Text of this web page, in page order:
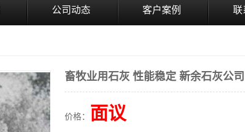
公司动态 客户案例 联
畜牧业用石灰 性能稳定 新余石灰公司
价格： 面议